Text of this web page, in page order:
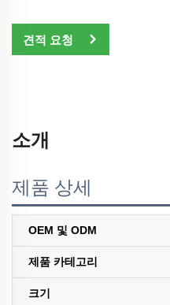
견적 요청
소개
제품 상세
OEM 및 ODM
제품 카테고리
크기